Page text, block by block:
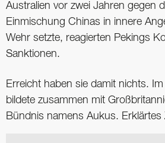
Australien vor zwei Jahren gegen
Einmischung Chinas in innere
Wehr setzte, reagierten Pekings
Sanktionen.
Erreicht haben sie damit nichts.
bildete zusammen mit
Bündnis namens Aukus. Erklärtes